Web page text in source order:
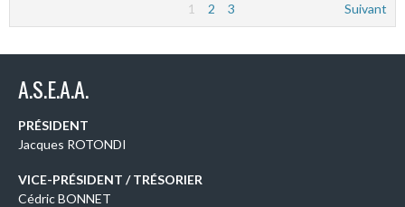
1 2 3 Suivant
A.S.E.A.A.
PRÉSIDENT
Jacques ROTONDI
VICE-PRÉSIDENT / TRÉSORIER
Cédric BONNET